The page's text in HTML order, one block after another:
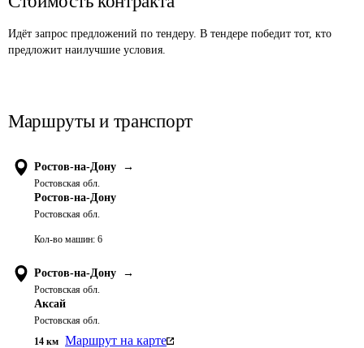
Идёт запрос предложений по тендеру. В тендере победит тот, кто
предложит наилучшие условия.
Маршруты и транспорт
Ростов-на-Дону →
Ростовская обл.
Ростов-на-Дону
Ростовская обл.
Кол-во машин: 6
Ростов-на-Дону →
Ростовская обл.
Аксай
Ростовская обл.
14 км Маршрут на карте